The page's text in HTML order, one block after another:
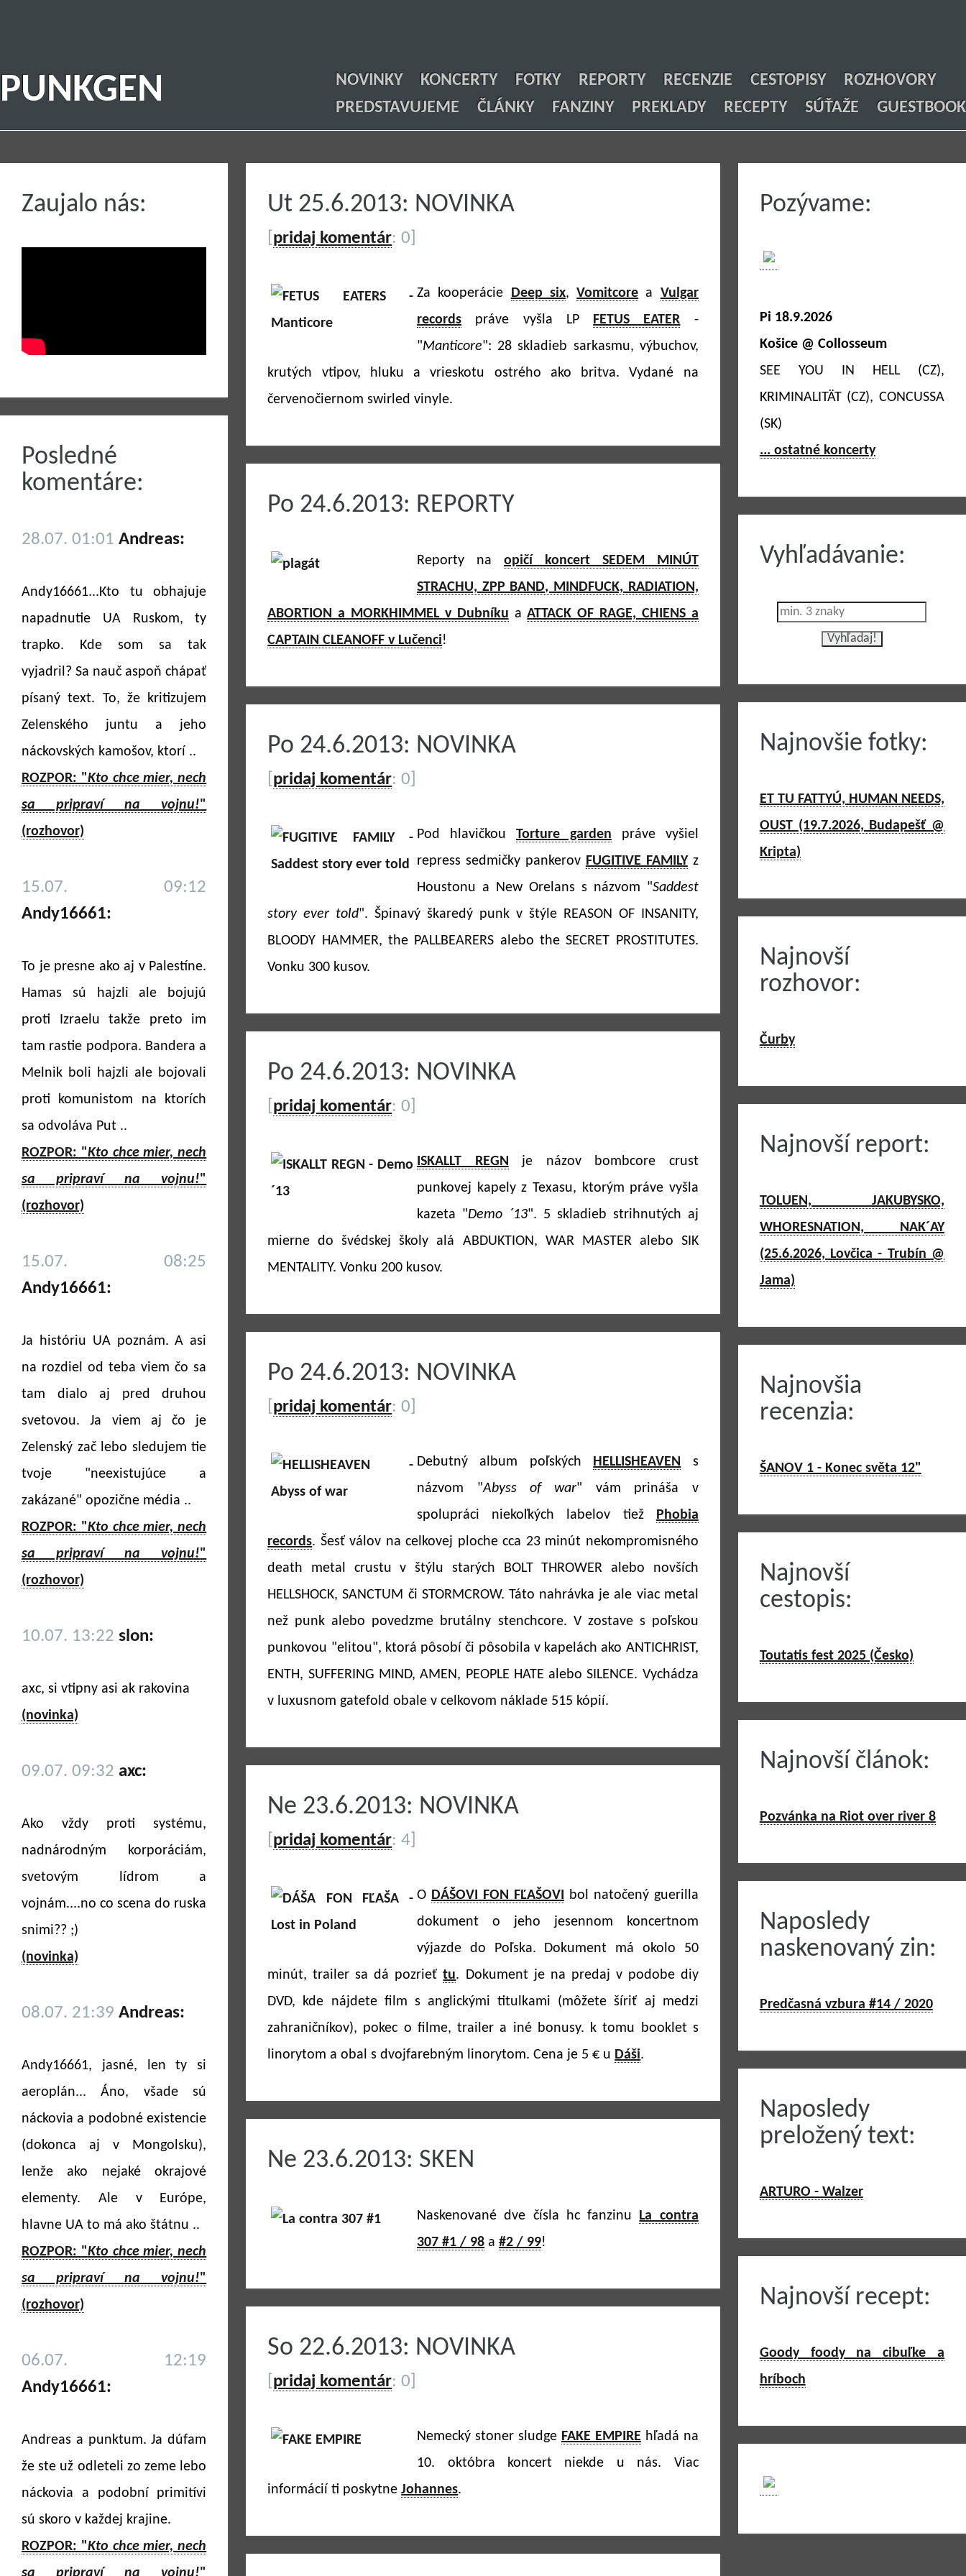
PUNKGEN NOVINKY KONCERTY FOTKY REPORTY RECENZIE CESTOPISY
ROZHOVORY
PREDSTAVUJEME
ČLÁNKY FANZINY PREKLADY RECEPTY SÚŤAŽE GUESTBOOK
Zaujalo nás:
Posledné
komentáre:
28.07. 01:01 Andreas:
Andy16661...Kto tu obhajuje
napadnutie UA Ruskom, ty
trapko. Kde som sa tak
vyjadril? Sa nauč aspoň chápať
písaný text. To, že kritizujem
Zelenského juntu a jeho
náckovských kamošov, ktorí ..
ROZPOR: "Kto chce mier, nech
sa pripraví na vojnu!"
(rozhovor)
15.07. 09:12
Andy16661:
To je presne ako aj v Palestíne.
Hamas sú hajzli ale bojujú
proti Izraelu takže preto im
tam rastie podpora. Bandera a
Melnik boli hajzli ale bojovali
proti komunistom na ktorích
sa odvoláva Put ..
ROZPOR: "Kto chce mier, nech
sa pripraví na vojnu!"
(rozhovor)
15.07. 08:25
Andy16661:
Ja históriu UA poznám. A asi
na rozdiel od teba viem čo sa
tam dialo aj pred druhou
svetovou. Ja viem aj čo je
Zelenský zač lebo sledujem tie
tvoje "neexistujúce a
zakázané" opozične média ..
ROZPOR: "Kto chce mier, nech
sa pripraví na vojnu!"
(rozhovor)
10.07. 13:22 slon:
axc, si vtipny asi ak rakovina
(novinka)
09.07. 09:32 axc:
Ako vždy proti systému,
nadnárodným korporáciám,
svetovým lídrom a
vojnám....no co scena do ruska
snimi?? ;)
(novinka)
08.07. 21:39 Andreas:
Andy16661, jasné, len ty si
aeroplán... Áno, všade sú
náckovia a podobné existencie
(dokonca aj v Mongolsku),
lenže ako nejaké okrajové
elementy. Ale v Európe,
hlavne UA to má ako štátnu ..
ROZPOR: "Kto chce mier, nech
sa pripraví na vojnu!"
(rozhovor)
06.07. 12:19
Andy16661:
Andreas a punktum. Ja dúfam
že ste už odleteli zo zeme lebo
náckovia a podobní primitívi
sú skoro v každej krajine.
ROZPOR: "Kto chce mier, nech
sa pripraví na vojnu!"
Ut 25.6.2013: NOVINKA
pridaj komentár: 0]
Za kooperácie Deep six,Vomitcore a Vulgar
records práve vyšla LP FETUS EATER -
"Manticore": 28 skladieb sarkasmu, výbuchov,
krutých vtipov, hluku a vrieskotu ostrého ako britva. Vydané na
červenočiernom swirled vinyle.
Po 24.6.2013: REPORTY
Reporty na opičí koncert SEDEM MINÚT
STRACHU, ZPP BAND, MINDFUCK, RADIATION,
ABORTION a MORKHIMMEL v Dubníku aATTACK OF RAGE, CHIENS a
CAPTAIN CLEANOFF v Lučenci!
Po 24.6.2013: NOVINKA
pridaj komentár: 0]
Pod hlavičkou Torture garden práve vyšiel
repress sedmičky pankerov FUGITIVE FAMILYz
Houstonu a New Orelans s názvom "Saddest
story ever told". Špinavý škaredý punk v štýle REASON OF INSANITY,
BLOODY HAMMER, the PALLBEARERS alebo the SECRET PROSTITUTES.
Vonku 300 kusov.
Po 24.6.2013: NOVINKA
pridaj komentár: 0]
ISKALLT REGN je názov bombcore crust
punkovej kapely z Texasu, ktorým práve vyšla
kazeta "Demo ´13". 5 skladieb strihnutých aj
mierne do švédskej školy alá ABDUKTION, WAR MASTER alebo SIK
MENTALITY. Vonku 200 kusov.
Po 24.6.2013: NOVINKA
pridaj komentár: 0]
Debutný album poľských HELLISHEAVEN s
názvom "Abyss of war" vám prináša v
spolupráci niekoľkých labelov tiež Phobia
records. Šesť válov na celkovej ploche cca 23 minút nekompromisného
death metal crustu v štýlu starých BOLT THROWER alebo novších
HELLSHOCK, SANCTUM či STORMCROW. Táto nahrávka je ale viac metal
než punk alebo povedzme brutálny stenchcore. V zostave s poľskou
punkovou "elitou", ktorá pôsobí či pôsobila v kapelách ako ANTICHRIST,
ENTH, SUFFERING MIND, AMEN, PEOPLE HATE alebo SILENCE. Vychádza
v luxusnom gatefold obale v celkovom náklade 515 kópií.
Ne 23.6.2013: NOVINKA
pridaj komentár: 4]
O DÁŠOVI FON FĽAŠOVI bol natočený guerilla
dokument o jeho jesennom koncertnom
výjazde do Poľska. Dokument má okolo 50
minút, trailer sa dá pozrieťtu. Dokument je na predaj v podobe diy
DVD, kde nájdete film s anglickými titulkami (môžete šíriť aj medzi
zahraničníkov), pokec o filme, trailer a iné bonusy. k tomu booklet s
linorytom a obal s dvojfarebným linorytom. Cena je 5 € u Dáši.
Ne 23.6.2013: SKEN
Naskenované dve čísla hc fanzinu La contra
307 #1 / 98 a#2 / 99!
So 22.6.2013: NOVINKA
pridaj komentár: 0]
Nemecký stoner sludge FAKE EMPIRE hľadá na
10. októbra koncert niekde u nás. Viac
informácií ti poskytneJohannes.
Pozývame:
Pi 18.9.2026
Košice @ Collosseum
SEE YOU IN HELL (CZ),
KRIMINALITÄT (CZ), CONCUSSA
(SK)
... ostatné koncerty
Vyhľadávanie:
Najnovšie fotky:
ET TU FATTYÚ, HUMAN NEEDS,
OUST (19.7.2026, Budapešť @
Kripta)
Najnovší
rozhovor:
Čurby
Najnovší report:
TOLUEN, JAKUBYSKO,
WHORESNATION, NAK´AY
(25.6.2026, Lovčica - Trubín @
Jama)
Najnovšia
recenzia:
ŠANOV 1 - Konec světa 12"
Najnovší
cestopis:
Toutatis fest 2025 (Česko)
Najnovší článok:
Pozvánka na Riot over river 8
Naposledy
naskenovaný zin:
Predčasná vzbura #14 / 2020
Naposledy
preložený text:
ARTURO - Walzer
Najnovší recept:
Goody foody na cibuľke a
hríboch